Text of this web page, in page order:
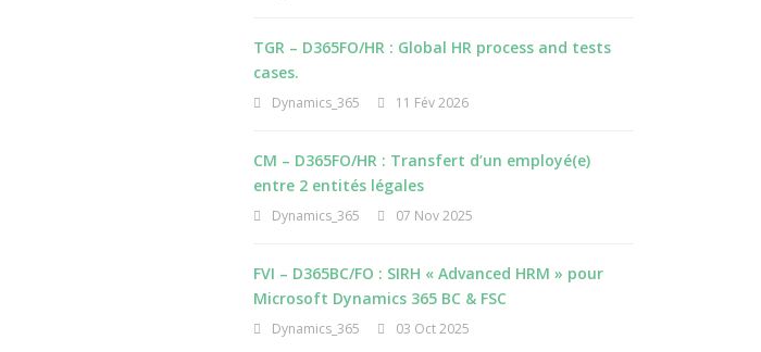
TGR – D365FO/HR : Global HR process and tests
cases.
Dynamics_365 11 Fév 2026
CM – D365FO/HR : Transfert d’un employé(e)
entre 2 entités légales
Dynamics_365 07 Nov 2025
FVI – D365BC/FO : SIRH « Advanced HRM » pour
Microsoft Dynamics 365 BC & FSC
Dynamics_365 03 Oct 2025